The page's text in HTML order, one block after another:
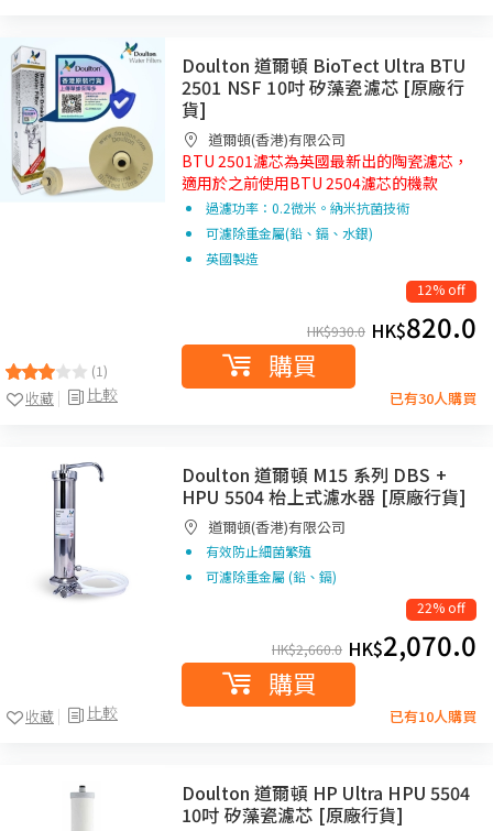
(1)
比較
收藏
Doulton 道爾頓 BioTect Ultra BTU
2501 NSF 10吋 矽藻瓷濾芯 [原廠行
貨]
道爾頓(香港)有限公司
BTU 2501濾芯為英國最新出的陶瓷濾芯，
適用於之前使用BTU 2504濾芯的機款
過濾功率：0.2微米。納米抗菌技術
可濾除重金屬(鉛、鎘、水銀)
英國製造
12% off
HK$930.0 HK$820.0
購買
已有30人購買
比較
收藏
Doulton 道爾頓 M15 系列 DBS +
HPU 5504 枱上式濾水器 [原廠行貨]
道爾頓(香港)有限公司
有效防止細菌繁殖
可濾除重金屬 (鉛、鎘)
22% off
HK$2,660.0 HK$2,070.0
購買
已有10人購買
Doulton 道爾頓 HP Ultra HPU 5504
10吋 矽藻瓷濾芯 [原廠行貨]